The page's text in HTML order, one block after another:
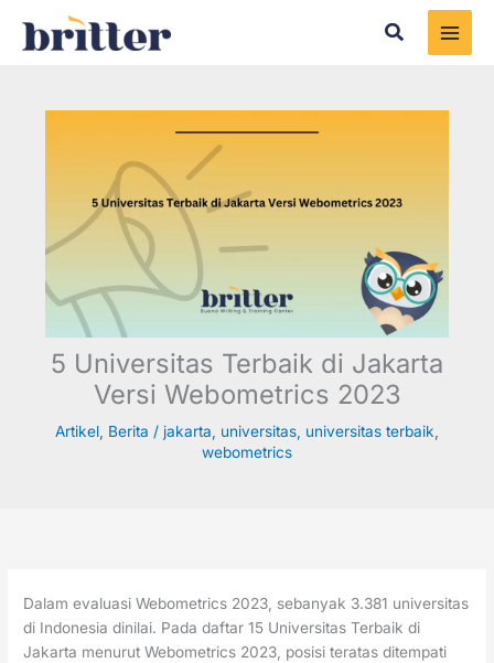
Search
5 Universitas Terbaik di Jakarta
Versi Webometrics 2023
Artikel, Berita / jakarta, universitas, universitas terbaik,
webometrics
Dalam evaluasi Webometrics 2023, sebanyak 3.381 universitas
di Indonesia dinilai. Pada daftar 15 Universitas Terbaik di
Jakarta menurut Webometrics 2023, posisi teratas ditempati